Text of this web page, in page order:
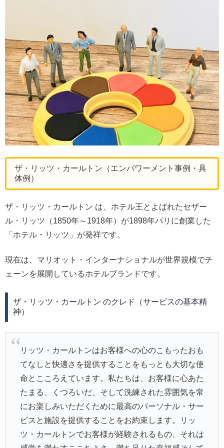
ザ・リッツ・カールトン（エンパワーメント事例・具
体例）
ザ・リッツ・カールトン は、ホテル王とよばれたセザー
ル・リッツ（1850年～1918年）が1898年パリに創業した
「ホテル・リッツ」が発祥です。
現在は、マリオット・インターナショナルが世界規模でチ
ェーンを展開しているホテルブランドです。
ザ・リッツ・カールトン のクレド（サービスの基本精
神）
リッツ・カールトンはお客様への心のこもったおも
てなしと快適さを提供することをもっとも大切な使
命とこころえています。私たちは、お客様に心あた
たまる、くつろいだ、そして洗練された雰囲気を常
にお楽しみいただくために最高のパーソナル・サー
ビスと施設を提供することをお約束します。リッ
ツ・カールトンでお客様が経験されるもの、それは